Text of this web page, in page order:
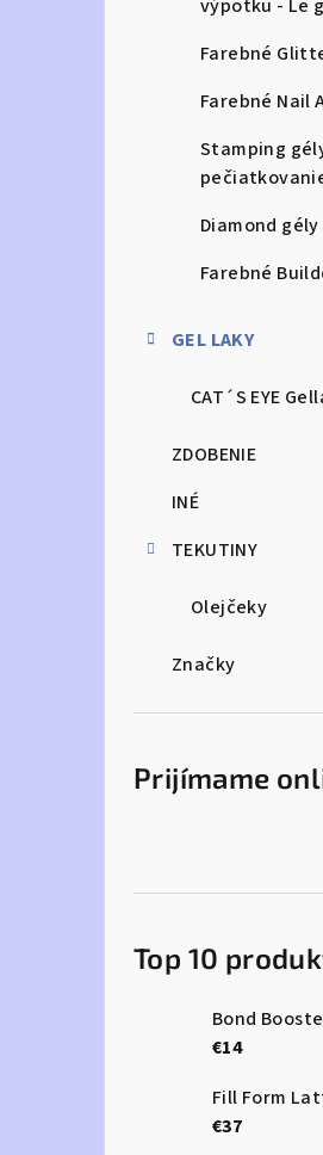
výpotku - Le
Farebné
Farebné Nail
Stamping
Diamond gély
Farebné
GEL LAKY
CAT´S EYE
ZDOBENIE
INÉ
TEKUTINY
Olejčeky
Značky
Prijímame
Top 10
Bond
€14
Fill Form
€37